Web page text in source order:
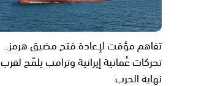
تفاهم مؤقت لإعادة فتح مضيق هرمز..
تحركات عُمانية إيرانية وترامب يلمّح لقرب
نهاية الحرب